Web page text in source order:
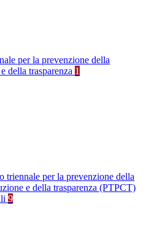
per la prevenzione della
della trasparenza 1
triennale per la prevenzione della
e della trasparenza (PTPCT)
9